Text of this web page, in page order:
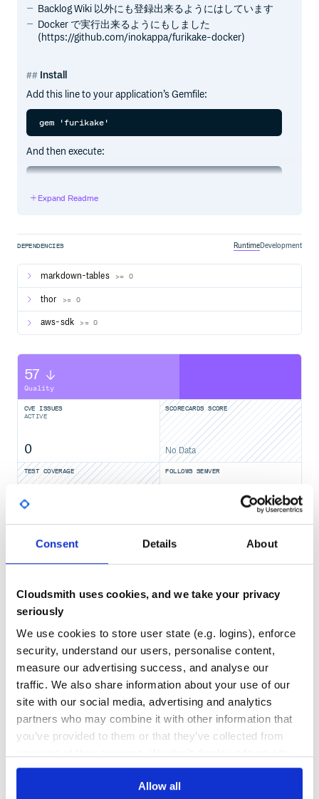
Consent Details About
Cloudsmith uses cookies, and we take your privacy
seriously
We use cookies to store user state (e.g. logins), enforce
security, understand our users, personalise content,
measure our advertising success, and analyse our
traffic. We also share information about your use of our
site with our social media, advertising and analytics
partners who may combine it with other information that
you’ve provided to them or that they’ve collected from
Allow all
Backlog Wiki 以外にも登録出来るようにはしています
Docker で実行出来るようにもしました
(https://github.com/inokappa/furikake-docker)
Install
Add this line to your application’s Gemfile:
And then execute:
$ gem install furikake
Getting Started
Step 1: Create Wiki Page
Backlog の wiki を作成し, wiki ID を控えておく (後の
Step 2: Write .envrc
とりあえずは, direnv と組み合わせて利用することを想定
しており, AWS のクレデンシャル情報は .envrc に記載し
て下さい.
export AWS_PROFILE=your-profile
export AWS_REGION=ap-northeast-1
BACKLOG_API キーについても環境変数に指定すること
も可能です.
Step 3: Generate && Modify .frikake.yml
furikake to generate your .furikake.yml:
以下のように .furikake.yml が生成されるので, 環境に応じ
て必要な箇所を修正して下さい.
  aws:
    - vpc_endpoint
    - security_group
    - ec2
    - directory_service
    - elasticsearch_service
Expand Readme
DEPENDENCIES RuntimeDevelopment
markdown-tables >= 0
thor >= 0
aws-sdk >= 0
57
Quality
CVE ISSUES
ACTIVE
0
SCORECARDS SCORE
No Data
TEST COVERAGE FOLLOWS SEMVER
TOTAL
DEPENDENCIES
0
DEPENDENCIES
0
No No
39